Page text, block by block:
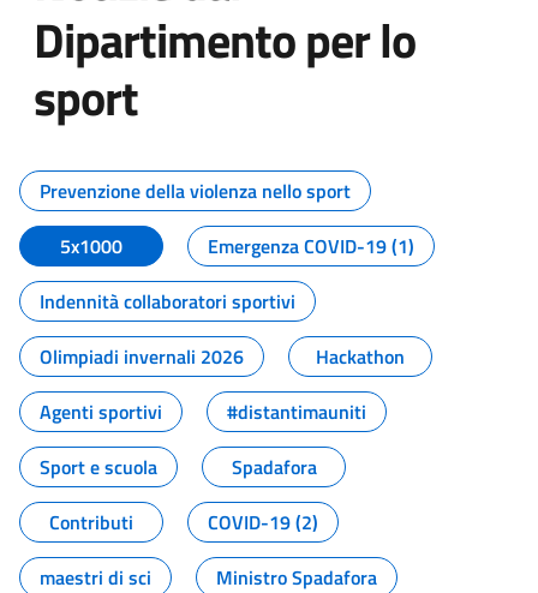
Dipartimento per lo
sport
Tutti i contenuti della pagina
Prevenzione della violenza nello sport
5x1000
Emergenza COVID-19 (1)
Indennità collaboratori sportivi
Olimpiadi invernali 2026
Hackathon
Agenti sportivi
#distantimauniti
Sport e scuola
Spadafora
Contributi
COVID-19 (2)
maestri di sci
Ministro Spadafora